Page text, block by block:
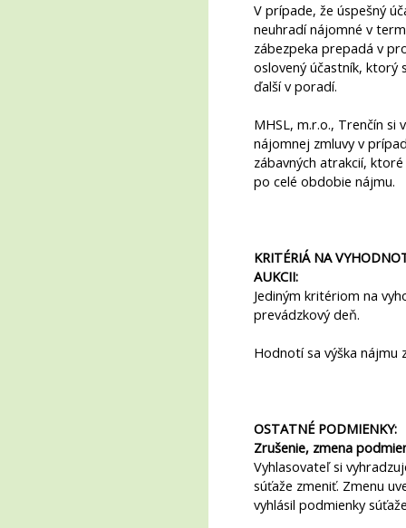
V prípade, že úspešný
neuhradí nájomné v
zábezpeka prepadá v
oslovený účastník, ktorý
ďalší v poradí.
MHSL, m.r.o., Trenčín
nájomnej zmluvy v
zábavných atrakcií,
po celé obdobie nájmu.
KRITÉRIÁ NA
AUKCII:
Jediným kritériom na
prevádzkový deň.
Hodnotí sa výška nájmu
OSTATNÉ PODMIENKY:
Zrušenie, zmena
Vyhlasovateľ si
súťaže zmeniť. Zmenu
vyhlásil podmienky